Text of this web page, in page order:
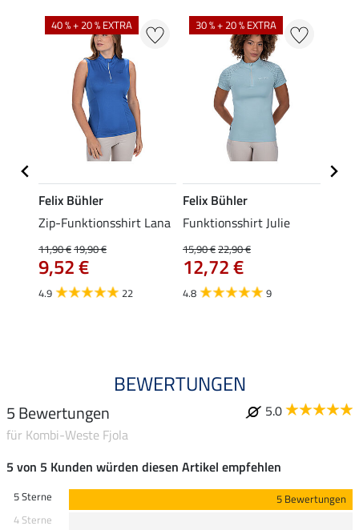
40 % + 20 % EXTRA
Felix Bühler
Zip-Funktionsshirt Lana
11,90 €19,90 €
9,52 €
4.9 22
30 % + 20 % EXTRA
Felix Bühler
Funktionsshirt Julie
15,90 €22,90 €
12,72 €
4.8 9
BEWERTUNGEN
5 Bewertungen
5.0
für Kombi-Weste Fjola
5 von 5 Kunden würden diesen Artikel empfehlen
5 Sterne
5 Bewertungen
4 Sterne